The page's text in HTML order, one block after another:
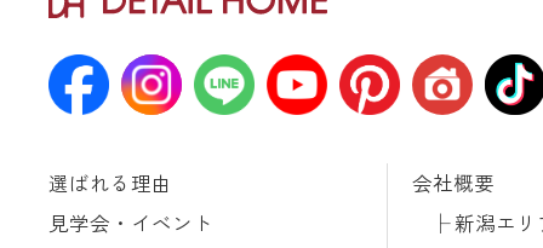
選ばれる理由
見学会・イベント
会社概要
新潟エリ